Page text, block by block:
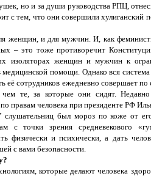
но и за души руководства РПЦ,
с тем, что они совершили хулиганский
женщин, и для мужчин. И, как
– это тоже противоречит
изоляторах женщин и мужчин к
помощи. Однако вся
её сотрудников ежедневно совершает
те, за которые они сидят.
правам человека при президенте РФ
был мороз по коже от
с точки зрения средневекового
физически и психически, а дать
с вами безопасности.
которые делают человека